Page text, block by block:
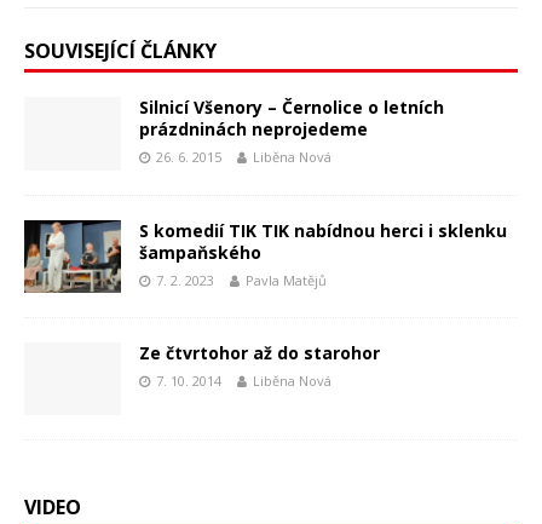
SOUVISEJÍCÍ ČLÁNKY
Silnicí Všenory – Černolice o letních
prázdninách neprojedeme
26. 6. 2015 Liběna Nová
S komedií TIK TIK nabídnou herci i sklenku
šampaňského
7. 2. 2023 Pavla Matějů
Ze čtvrtohor až do starohor
7. 10. 2014 Liběna Nová
VIDEO